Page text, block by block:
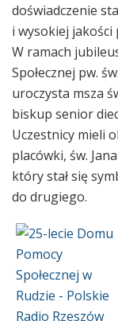
doświadczenie
i wysokiej jakości
W ramach
Społecznej pw.
uroczysta msza
biskup senior
Uczestnicy mieli
placówki, św.
który stał się
do drugiego.